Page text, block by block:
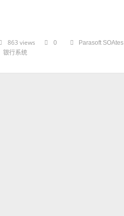
863 views 0
Parasoft SOAtes
银行系统